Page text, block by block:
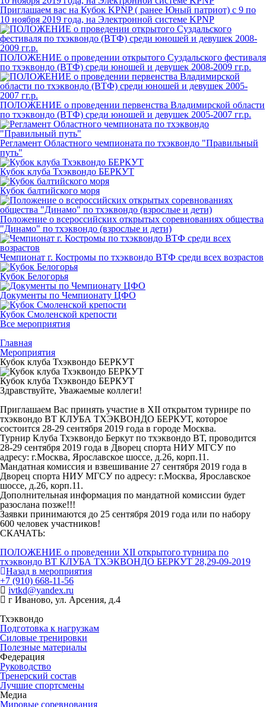
Приглашаем вас на Кубок KPNP ( ранее Юный патриот) с 9 по
10 ноября 2019 года, на Электронной системе KPNP
ПОЛОЖЕНИЕ о проведении открытого Суздальского фестиваля
по тхэквондо (ВТФ) среди юношей и девушек 2008-2009 гг.р.
ПОЛОЖЕНИЕ о проведении первенства Владимирской области
по тхэквондо (ВТФ) среди юношей и девушек 2005-2007 гг.р.
Регламент Областного чемпионата по тхэквондо "Правильный
путь"
Кубок клуба Тхэквондо БЕРКУТ
Кубок балтийского моря
Положение о всероссийских открытых соревнованиях общества
"Динамо" по тхэквондо (взрослые и дети)
Чемпионат г. Костромы по тхэквондо ВТФ среди всех возрастов
Кубок Белогорья
Документы по Чемпионату ЦФО
Кубок Смоленской крепости
Все мероприятия
Главная
Мероприятия
Кубок клуба Тхэквондо БЕРКУТ
Кубок клуба Тхэквондо БЕРКУТ
Здравствуйте, Уважаемые коллеги!
Приглашаем Вас принять участие в ХII открытом турнире по
тхэквондо ВТ КЛУБА ТХЭКВОНДО БЕРКУТ, которое
состоится 28-29 сентября 2019 года в городе Москва.
Турнир Клуба Тхэквондо Беркут по тхэквондо ВТ, проводится
28-29 сентября 2019 года в Дворец спорта НИУ МГСУ по
адресу: г.Москва, Ярославское шоссе, д.26, корп.11.
Мандатная комиссия и взвешивание 27 сентября 2019 года в
Дворец спорта НИУ МГСУ по адресу: г.Москва, Ярославское
шоссе, д.26, корп.11.
Дополнительная информация по мандатной комиссии будет
разослана позже!!!
Заявки принимаются до 25 сентября 2019 года или по набору
600 человек участников!
СКАЧАТЬ:
ПОЛОЖЕНИЕ о проведении ХII открытого турнира по
тхэквондо ВТ КЛУБА ТХЭКВОНДО БЕРКУТ 28,29-09-2019
Назад в мероприятия
+7 (910) 668-11-56
ivtkd@yandex.ru
г Иваново, ул. Арсения, д.4
Тхэквондо
Подготовка к нагрузкам
Силовые тренировки
Полезные материалы
Федерация
Руководство
Тренерский состав
Лучшие спортсмены
Медиа
Мировые соревнования